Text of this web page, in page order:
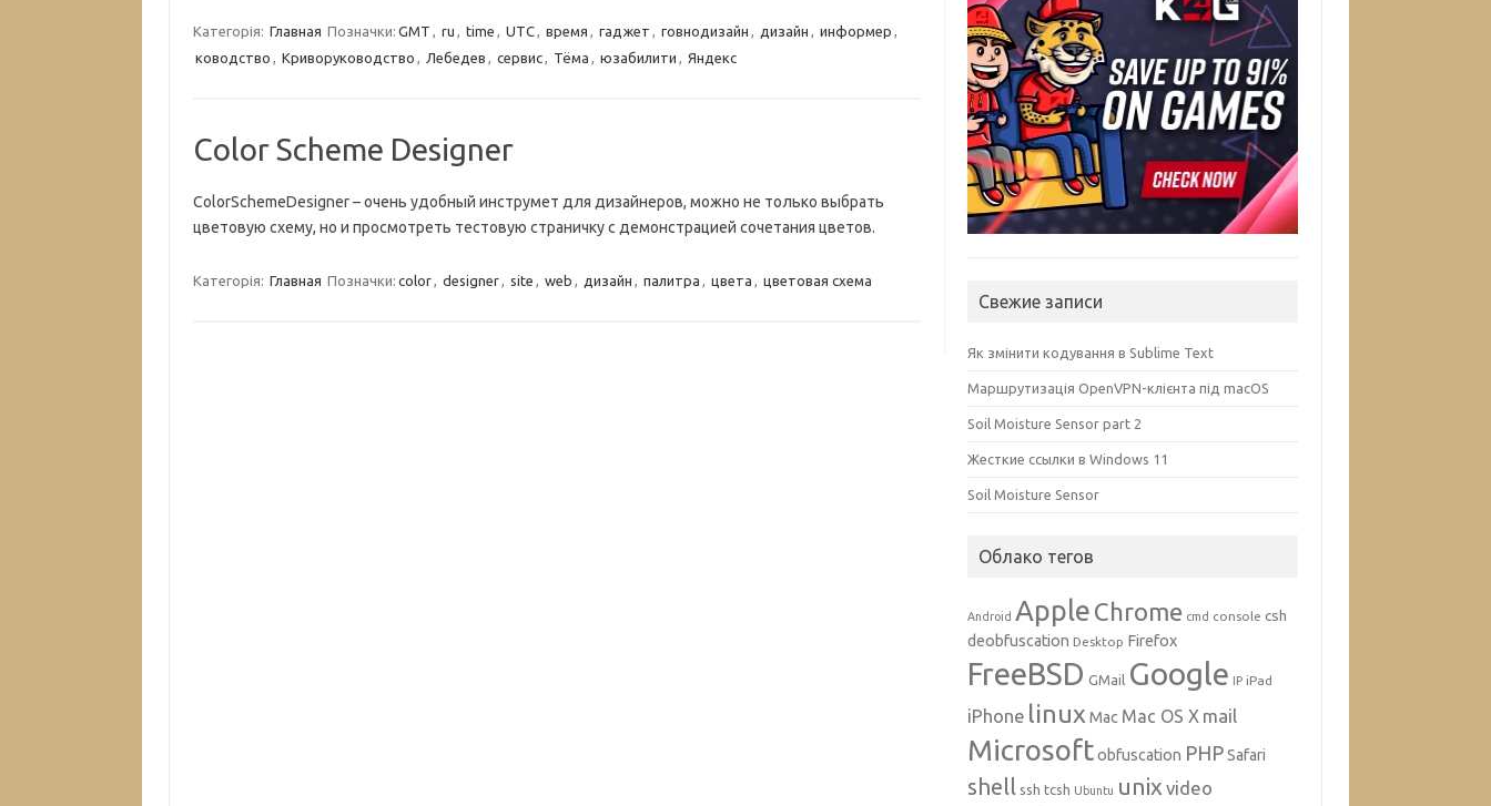
Категорія: Главная Позначки: GMT , ru , time , UTC, время , гаджет , говнодизайн , дизайн , информер ,
ководство , Криворуководство , Лебедев , сервис, Тёма , юзабилити , Яндекс
Color Scheme Designer
ColorSchemeDesigner – очень удобный инструмет для дизайнеров, можно не только выбрать
цветовую схему, но и просмотреть тестовую страничку с демонстрацией сочетания цветов.
Категорія: Главная Позначки: color, designer, site , web , дизайн , палитра , цвета , цветовая схема
Свежие записи
Як змінити кодування в Sublime Text
Маршрутизація OpenVPN-клієнта під macOS
Soil Moisture Sensor part 2
Жесткие ссылки в Windows 11
Soil Moisture Sensor
Облако тегов
Android Apple Chrome cmd console csh
deobfuscation Desktop Firefox
FreeBSD GMail Google IP iPad
iPhone linux Mac Mac OS X mail
Microsoft obfuscation PHP Safari
shell ssh tcsh Ubuntu unix video